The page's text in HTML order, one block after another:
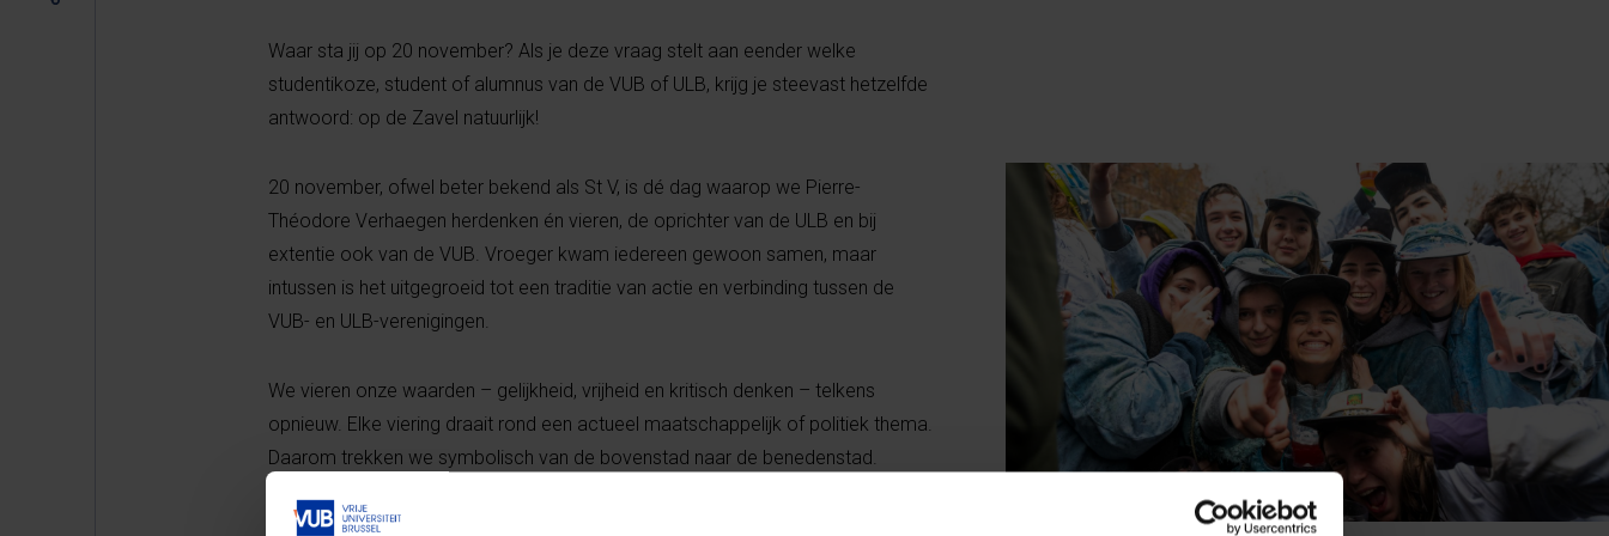
Waar sta jij op 20 november? Als je deze vraag stelt aan eender welke
studentikoze, student of alumnus van de VUB of ULB, krijg je steevast hetzelfde
antwoord: op de Zavel natuurlijk!
20 november, ofwel beter bekend als St V, is dé dag waarop we Pierre-
Théodore Verhaegen herdenken én vieren, de oprichter van de ULB en bij
extentie ook van de VUB. Vroeger kwam iedereen gewoon samen, maar
intussen is het uitgegroeid tot een traditie van actie en verbinding tussen de
VUB- en ULB-verenigingen.
We vieren onze waarden – gelijkheid, vrijheid en kritisch denken – telkens
opnieuw. Elke viering draait rond een actueel maatschappelijk of politiek thema.
Daarom trekken we symbolisch van de bovenstad naar de benedenstad.